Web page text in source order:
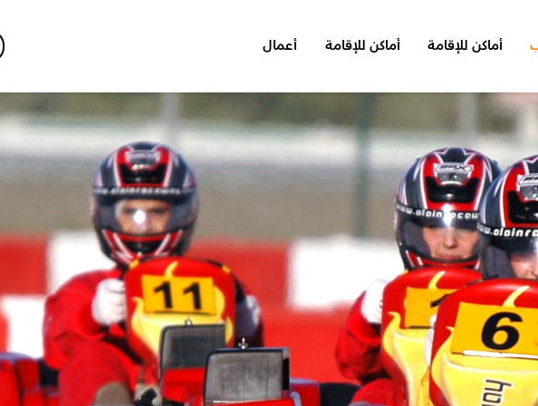
أماكن للإقامة أماكن للإقامة أعمال